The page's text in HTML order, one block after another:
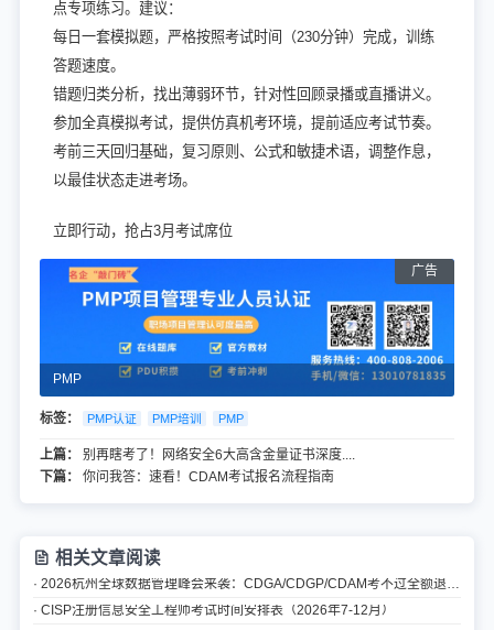
点专项练习。建议：
每日一套模拟题，严格按照考试时间（230分钟）完成，训练
答题速度。
错题归类分析，找出薄弱环节，针对性回顾录播或直播讲义。
参加全真模拟考试，提供仿真机考环境，提前适应考试节奏。
考前三天回归基础，复习原则、公式和敏捷术语，调整作息，
以最佳状态走进考场。
立即行动，抢占3月考试席位
PMP
标签： PMP认证 PMP培训 PMP
上篇：
别再瞎考了！网络安全6大高含金量证书深度....
下篇：
你问我答：速看！CDAM考试报名流程指南
相关文章阅读
· 2026杭州全球数据管理峰会来袭：CDGA/CDGP/CDAM考不过全额退认证费
· CISP注册信息安全工程师考试时间安排表（2026年7-12月）